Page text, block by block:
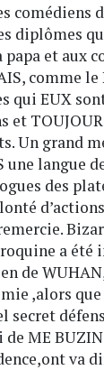
comédiens
diplômes
papa et aux
comme le
qui EUX
et
Un grand
une langue
des
a été
de
,alors
secret
ME
va